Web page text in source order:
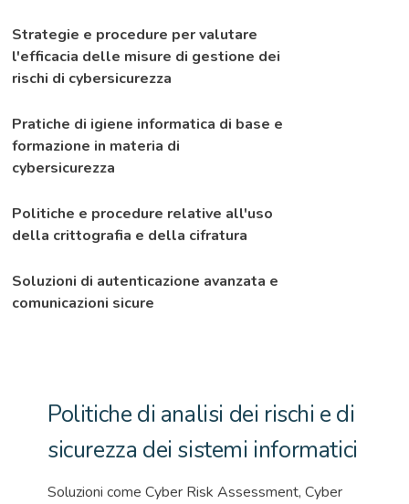
Strategie e procedure per valutare
l'efficacia delle misure di gestione dei
rischi di cybersicurezza
Pratiche di igiene informatica di base e
formazione in materia di
cybersicurezza
Politiche e procedure relative all'uso
della crittografia e della cifratura
Soluzioni di autenticazione avanzata e
comunicazioni sicure
Politiche di analisi dei rischi e di
sicurezza dei sistemi informatici
Soluzioni come Cyber Risk Assessment, Cyber